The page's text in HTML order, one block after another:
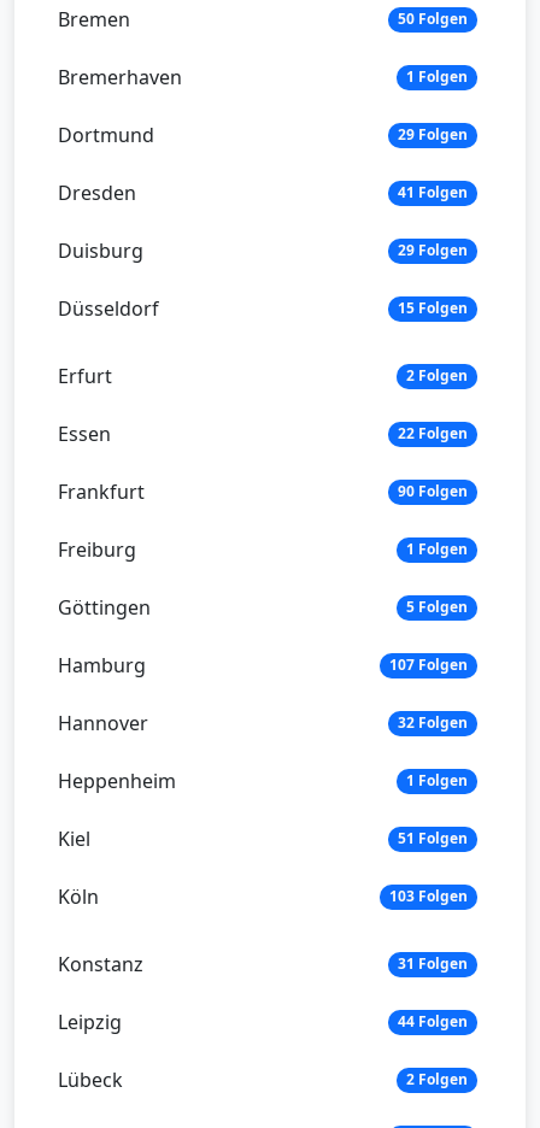
Bremen 50 Folgen
Bremerhaven 1 Folgen
Dortmund 29 Folgen
Dresden 41 Folgen
Duisburg 29 Folgen
Düsseldorf 15 Folgen
Erfurt 2 Folgen
Essen 22 Folgen
Frankfurt 90 Folgen
Freiburg 1 Folgen
Göttingen 5 Folgen
Hamburg 107 Folgen
Hannover 32 Folgen
Heppenheim 1 Folgen
Kiel 51 Folgen
Köln 103 Folgen
Konstanz 31 Folgen
Leipzig 44 Folgen
Lübeck 2 Folgen